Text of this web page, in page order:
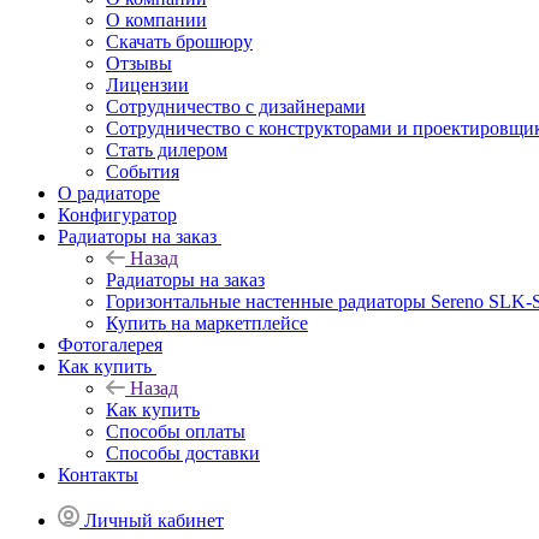
О компании
Скачать брошюру
Отзывы
Лицензии
Сотрудничество с дизайнерами
Сотрудничество с конструкторами и
Стать дилером
События
О радиаторе
Конфигуратор
Радиаторы на заказ
Назад
Радиаторы на заказ
Горизонтальные настенные радиаторы Sereno SLK-
Купить на маркетплейсе
Фотогалерея
Как купить
Назад
Как купить
Способы оплаты
Способы доставки
Контакты
Личный кабинет